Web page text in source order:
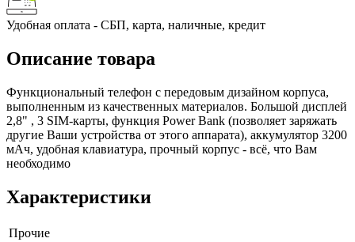
Удобная оплата - СБП, карта, наличные, кредит
Описание товара
Функциональный телефон с передовым дизайном корпуса,
выполненным из качественных материалов. Большой дисплей
2,8" , 3 SIM-карты, функция Power Bank (позволяет заряжать
другие Ваши устройства от этого аппарата), аккумулятор 3200
мАч, удобная клавиатура, прочный корпус - всё, что Вам
необходимо
Характеристики
Прочие